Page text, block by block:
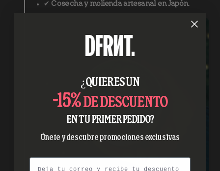
✔ Cosecha y molienda artesanal en Japón.
¿QUIERES UN
-15%DE DESCUENTO
EN TU PRIMER PEDIDO?
Únete y descubre promociones exclusivas
Email